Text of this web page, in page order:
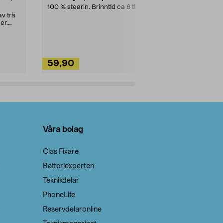
trä
100 % stearin. Brinntid ca 6 tim.
59,90
Våra bolag
Clas Fixare
Batteriexperten
Teknikdelar
PhoneLife
Reservdelaronline